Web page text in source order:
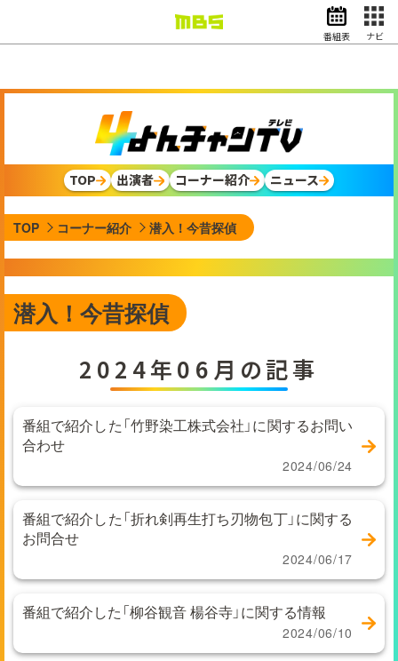
ドラマ
スポーツ
動画イズム ニュース
天気・防災
映画 アナウンサー
グッズ
EN 検索 番組表
番組表 ナビ
TOP 出演者 コーナー紹介 ニュース
TOP コーナー紹介 潜入！今昔探偵
潜入！今昔探偵
2024年06月の記事
番組で紹介した「竹野染工株式会社」に関するお問い
合わせ
2024/06/24
番組で紹介した「折れ剣再生打ち刃物包丁」に関する
お問合せ
2024/06/17
番組で紹介した「柳谷観音 楊谷寺」に関する情報
2024/06/10